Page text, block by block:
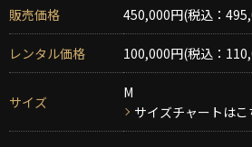
販売価格 450,000円(税込：
レンタル価格 100,000円(税込：
サイズ
M
サイズチャートはこ